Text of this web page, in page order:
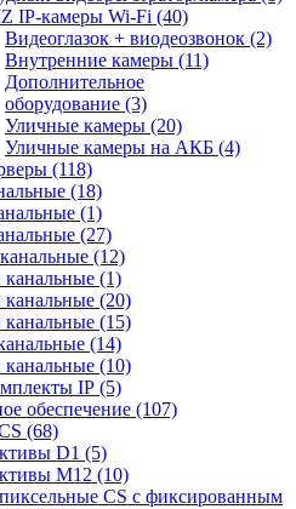
IP-камеры Wi-Fi (40)
Видеоглазок + виодеозвонок (2)
Внутренние камеры (11)
Дополнительное
оборудование (3)
Уличные камеры (20)
Уличные камеры на АКБ (4)
(118)
(18)
(1)
(27)
(12)
канальные (1)
канальные (20)
канальные (15)
(14)
канальные (10)
IP (5)
обеспечение (107)
(68)
D1 (5)
M12 (10)
CS c фиксированным